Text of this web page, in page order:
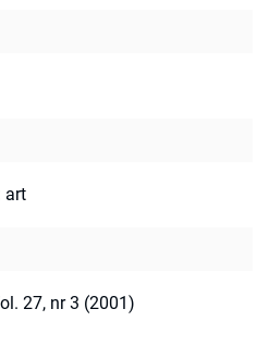
art
27, nr 3 (2001)